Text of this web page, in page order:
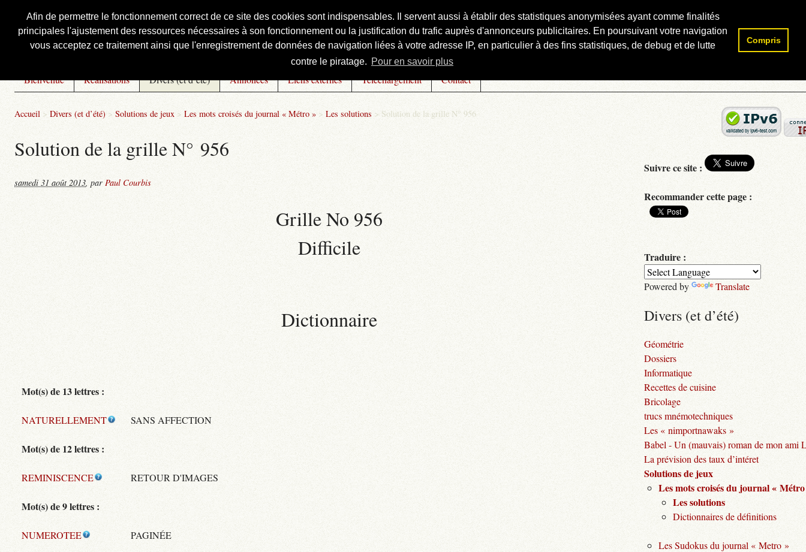
Afin de permettre le fonctionnement correct de ce site des cookies sont indispensables. Il servent aussi à établir des statistiques anonymisées ayant comme finalités
principales l'ajustement des ressources nécessaires à son fonctionnement ou la justification du trafic auprès d'annonceurs publicitaires. En poursuivant votre navigation
vous acceptez ce traitement ainsi que l'enregistrement de données de navigation liées à votre adresse IP, en particulier à des fins statistiques, de debug et de lutte
contre le piratage. Pour en savoir plus
Compris
Courbis, « LE » Blog Officiel
Bienvenue Réalisations Divers (et d’été) Annonces Liens externes Téléchargement Contact
Accueil > Divers (et d’été) > Solutions de jeux > Les mots croisés du journal « Métro » > Les solutions > Solution de la grille N° 956
Solution de la grille N° 956
samedi 31 août 2013, par Paul Courbis
Grille No 956
Difficile
Dictionnaire
Mot(s) de 13 lettres :
NATURELLEMENT SANS AFFECTION
Mot(s) de 12 lettres :
REMINISCENCE RETOUR D'IMAGES
Mot(s) de 9 lettres :
NUMEROTEE PAGINÉE
Rechercher :
Suivre ce site :
Recommander cette page :
Traduire :
Powered by Translate
Divers (et d’été)
Géométrie
Dossiers
Informatique
Recettes de cuisine
Bricolage
trucs mnémotechniques
Les « nimportnawaks »
Babel - Un (mauvais) roman de mon ami
La prévision des taux d’intéret
Solutions de jeux
Les mots croisés du journal «
Les solutions
Dictionnaires de définitions
Les Sudokus du journal « Metro »